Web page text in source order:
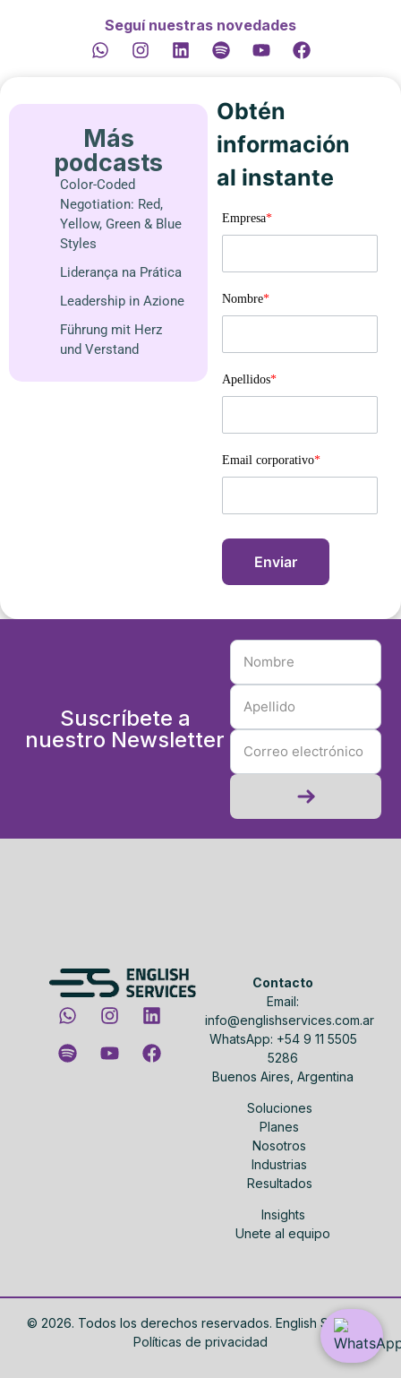
Seguí nuestras novedades
Más
podcasts
Color-Coded
Negotiation: Red,
Yellow, Green & Blue
Styles
Liderança na Prática
Leadership in Azione
Führung mit Herz
und Verstand
Obtén
información
al instante
Empresa*
Nombre*
Apellidos*
Email corporativo*
Suscríbete a
nuestro Newsletter
Contacto
Email:
info@englishservices.com.ar
WhatsApp: +54 9 11 5505
5286
Buenos Aires, Argentina
Soluciones
Planes
Nosotros
Industrias
Resultados
Insights
Unete al equipo
© 2026. Todos los derechos reservados. English Services.
Políticas de privacidad